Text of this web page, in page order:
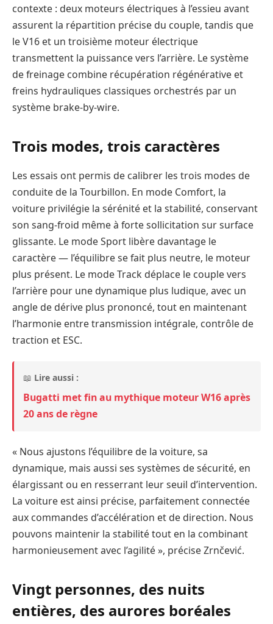
contexte : deux moteurs électriques à l’essieu avant
assurent la répartition précise du couple, tandis que
le V16 et un troisième moteur électrique
transmettent la puissance vers l’arrière. Le système
de freinage combine récupération régénérative et
freins hydrauliques classiques orchestrés par un
système brake-by-wire.
Trois modes, trois caractères
Les essais ont permis de calibrer les trois modes de
conduite de la Tourbillon. En mode Comfort, la
voiture privilégie la sérénité et la stabilité, conservant
son sang-froid même à forte sollicitation sur surface
glissante. Le mode Sport libère davantage le
caractère — l’équilibre se fait plus neutre, le moteur
plus présent. Le mode Track déplace le couple vers
l’arrière pour une dynamique plus ludique, avec un
angle de dérive plus prononcé, tout en maintenant
l’harmonie entre transmission intégrale, contrôle de
traction et ESC.
📖 Lire aussi :
Bugatti met fin au mythique moteur W16 après
20 ans de règne
« Nous ajustons l’équilibre de la voiture, sa
dynamique, mais aussi ses systèmes de sécurité, en
élargissant ou en resserrant leur seuil d’intervention.
La voiture est ainsi précise, parfaitement connectée
aux commandes d’accélération et de direction. Nous
pouvons maintenir la stabilité tout en la combinant
harmonieusement avec l’agilité », précise Zrnčević.
Vingt personnes, des nuits
entières, des aurores boréales